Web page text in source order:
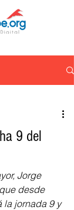
9 del
Jorge
desde
la jornada 9 y